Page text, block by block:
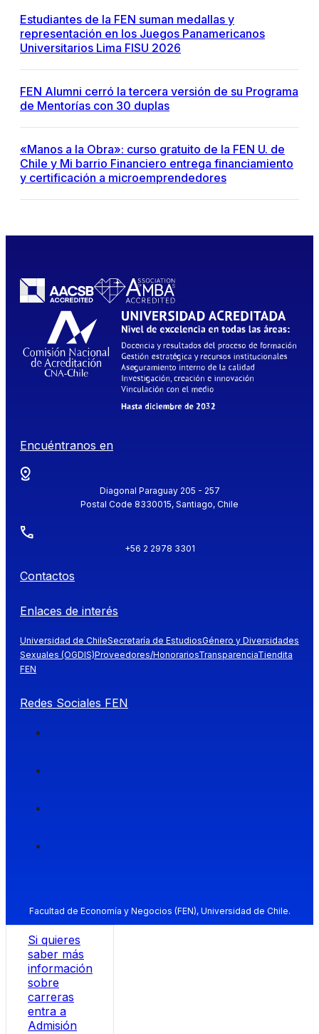
Estudiantes de la FEN suman medallas y
representación en los Juegos Panamericanos
Universitarios Lima FISU 2026
FEN Alumni cerró la tercera versión de su Programa
de Mentorías con 30 duplas
«Manos a la Obra»: curso gratuito de la FEN U. de
Chile y Mi barrio Financiero entrega financiamiento
y certificación a microemprendedores
Encuéntranos en
Diagonal Paraguay 205 - 257
Postal Code 8330015, Santiago, Chile
+56 2 2978 3301
Contactos
Enlaces de interés
Universidad de ChileSecretaría de EstudiosGénero y Diversidades
Sexuales (OGDIS)Proveedores/HonorariosTransparenciaTiendita
FEN
Redes Sociales FEN
Facultad de Economía y Negocios (FEN), Universidad de Chile.
Si quieres
saber más
información
sobre
carreras
entra a
Admisión